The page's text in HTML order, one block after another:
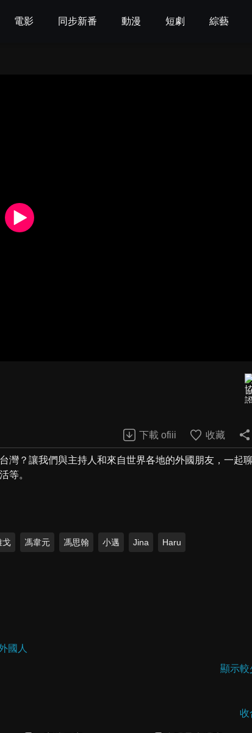
電影 同步新番 動漫 短劇 綜藝
下載 ofiii 收藏
灣？讓我們與主持人和來自世界各地的外國朋友，一起
等。
戈 馮韋元 馮思翰 小邁 Jina Haru
國人
顯示較
收